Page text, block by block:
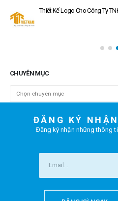
Thiết Kế Logo Cho Công Ty
CHUYÊN MỤC
ĐĂNG KÝ
Đăng ký nhận những thông